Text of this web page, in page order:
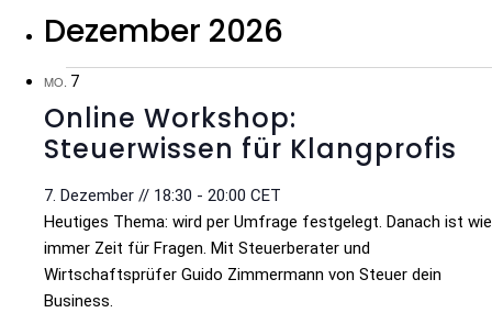
Dezember 2026
MO. 7
Online Workshop:
Steuerwissen für Klangprofis
7. Dezember // 18:30 - 20:00 CET
Heutiges Thema: wird per Umfrage festgelegt. Danach ist wie
immer Zeit für Fragen. Mit Steuerberater und
Wirtschaftsprüfer Guido Zimmermann von Steuer dein
Business.